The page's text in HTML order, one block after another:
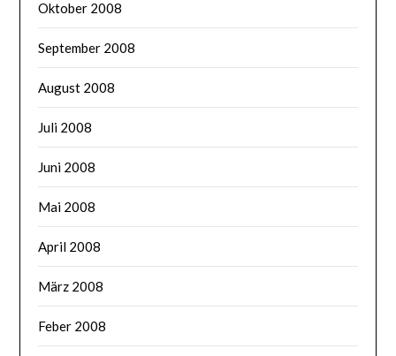
Oktober 2008
September 2008
August 2008
Juli 2008
Juni 2008
Mai 2008
April 2008
März 2008
Feber 2008